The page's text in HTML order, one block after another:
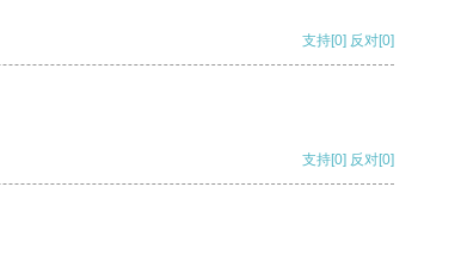
支持[0] 反对[0]
支持[0] 反对[0]